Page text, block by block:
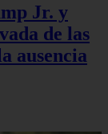
Jr. y
de las
ausencia